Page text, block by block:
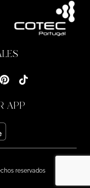
APP
reservados